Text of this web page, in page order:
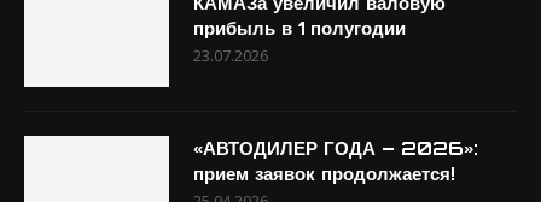
прибыль в 1 полугодии
23.07.2026
«АВТОДИЛЕР ГОДА – 2026»:
прием заявок продолжается!